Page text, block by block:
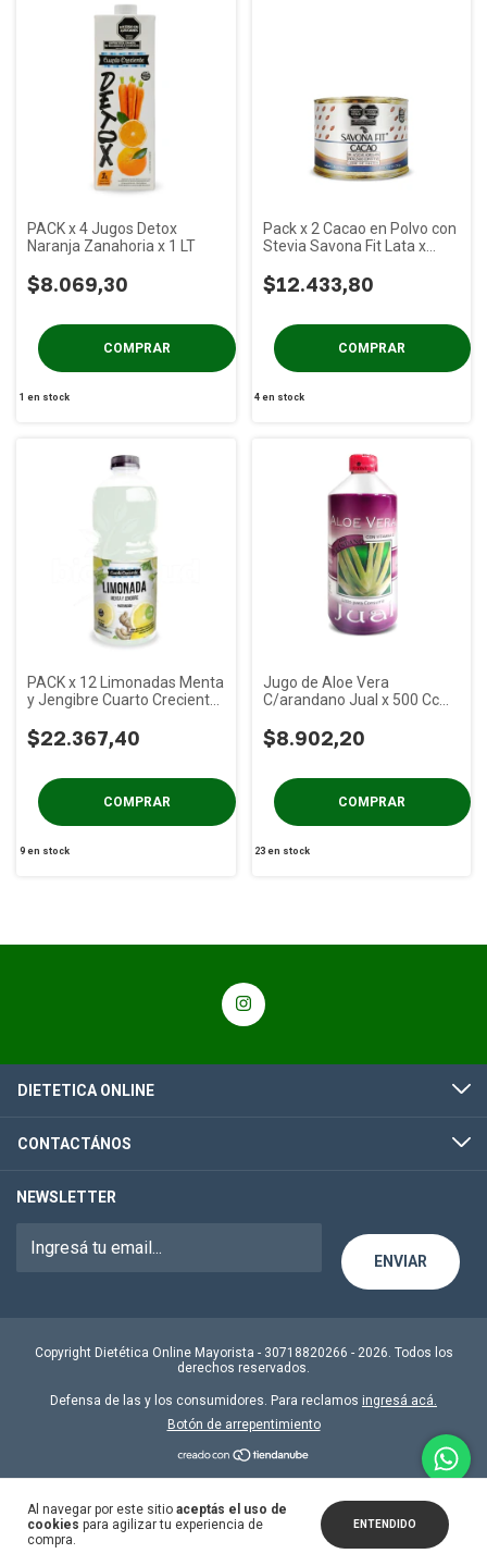
Al navegar por este sitio aceptás el uso de
cookies para agilizar tu experiencia de
compra.
ENTENDIDO
PACK x 4 Jugos Detox
Naranja Zanahoria x 1 LT
$8.069,30
1 en stock
Pack x 2 Cacao en Polvo con
Stevia Savona Fit Lata x
$12.433,80
4 en stock
PACK x 12 Limonadas Menta
y Jengibre Cuarto Creciente
$22.367,40
9en stock
Jugo de Aloe Vera
C/arandano Jual x 500 Cc
$8.902,20
23 en stock
DIETETICA ONLINE
CONTACTÁNOS
NEWSLETTER
Copyright Dietética Online Mayorista - 30718820266 - 2026. Todos los
derechos reservados.
Defensa de las y los consumidores. Para reclamos ingresá acá.
Botón de arrepentimiento